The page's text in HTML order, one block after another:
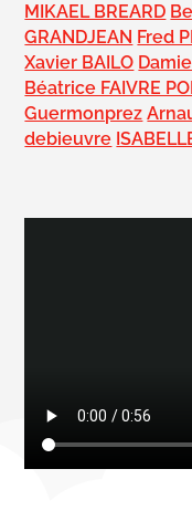
MIKAEL BREARD
GRANDJEAN Fred
Xavier BAILO
Béatrice FAIVRE
Guermonprez
debieuvre